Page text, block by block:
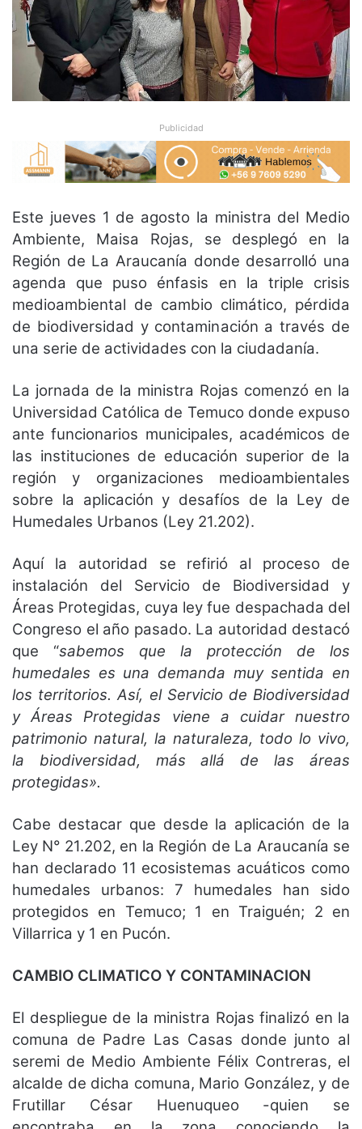
Publicidad
Este jueves 1 de agosto la ministra del Medio
Ambiente, Maisa Rojas, se desplegó en la
Región de La Araucanía donde desarrolló una
agenda que puso énfasis en la triple crisis
medioambiental de cambio climático, pérdida
de biodiversidad y contaminación a través de
una serie de actividades con la ciudadanía.
La jornada de la ministra Rojas comenzó en la
Universidad Católica de Temuco donde expuso
ante funcionarios municipales, académicos de
las instituciones de educación superior de la
región y organizaciones medioambientales
sobre la aplicación y desafíos de la Ley de
Humedales Urbanos (Ley 21.202).
Aquí la autoridad se refirió al proceso de
instalación del Servicio de Biodiversidad y
Áreas Protegidas, cuya ley fue despachada del
Congreso el año pasado. La autoridad destacó
que “sabemos que la protección de los
humedales es una demanda muy sentida en
los territorios. Así, el Servicio de Biodiversidad
y Áreas Protegidas viene a cuidar nuestro
patrimonio natural, la naturaleza, todo lo vivo,
la biodiversidad, más allá de las áreas
protegidas».
Cabe destacar que desde la aplicación de la
Ley N° 21.202, en la Región de La Araucanía se
han declarado 11 ecosistemas acuáticos como
humedales urbanos: 7 humedales han sido
protegidos en Temuco; 1 en Traiguén; 2 en
Villarrica y 1 en Pucón.
CAMBIO CLIMATICO Y CONTAMINACION
El despliegue de la ministra Rojas finalizó en la
comuna de Padre Las Casas donde junto al
seremi de Medio Ambiente Félix Contreras, el
alcalde de dicha comuna, Mario González, y de
Frutillar César Huenuqueo -quien se